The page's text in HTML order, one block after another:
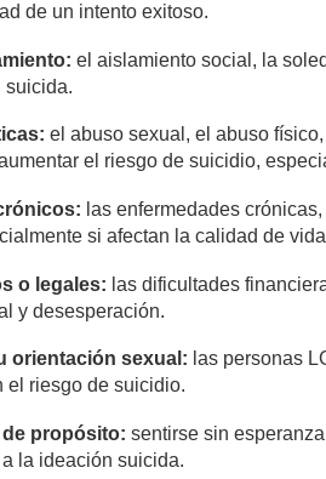
de un intento exitoso.
el aislamiento social, la
suicida.
el abuso sexual, el abuso físico,
el riesgo de suicidio,
las enfermedades
si afectan la calidad de
o legales: las dificultades
y desesperación.
orientación sexual: las personas
el riesgo de suicidio.
de propósito: sentirse sin
la ideación suicida.